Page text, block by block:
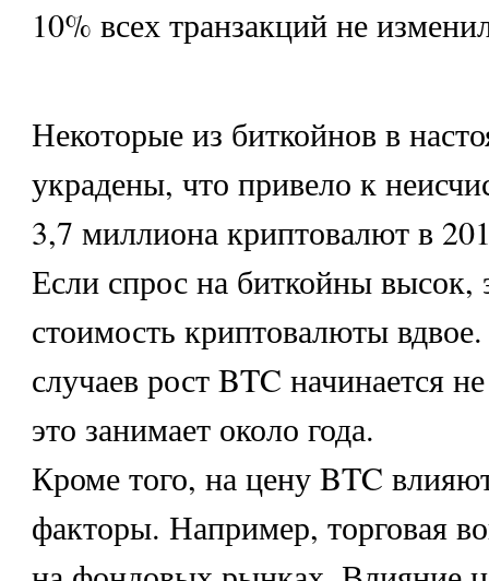
10% всех транзакций не
Некоторые из биткойнов в
украдены, что привело к
3,7 миллиона криптовалют в
Если спрос на биткойны высок,
стоимость криптовалюты
случаев рост BTC начинается
это занимает около года.
Кроме того, на цену BTC
факторы. Например, торговая